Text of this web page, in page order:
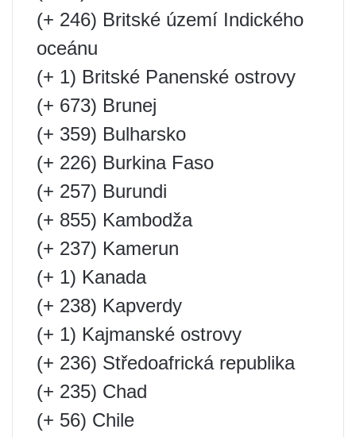
(+ 246) Britské území Indického
oceánu
(+ 1) Britské Panenské ostrovy
(+ 673) Brunej
(+ 359) Bulharsko
(+ 226) Burkina Faso
(+ 257) Burundi
(+ 855) Kambodža
(+ 237) Kamerun
(+ 1) Kanada
(+ 238) Kapverdy
(+ 1) Kajmanské ostrovy
(+ 236) Středoafrická republika
(+ 235) Chad
(+ 56) Chile